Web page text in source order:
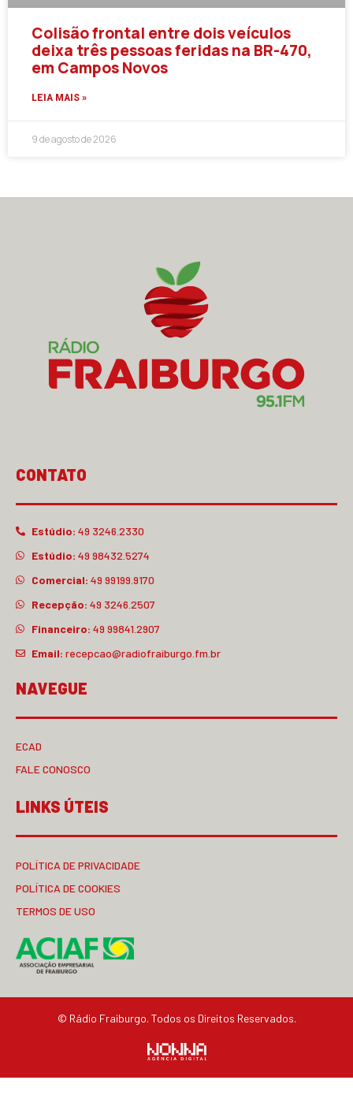
Colisão frontal entre dois veículos
deixa três pessoas feridas na BR-470,
em Campos Novos
LEIA MAIS »
9 de agosto de 2026
CONTATO
Estúdio: 49 3246.2330
Estúdio: 49 98432.5274
Comercial: 49 99199.9170
Recepção: 49 3246.2507
Financeiro: 49 99841.2907
Email: recepcao@radiofraiburgo.fm.br
NAVEGUE
ECAD
FALE CONOSCO
LINKS ÚTEIS
POLÍTICA DE PRIVACIDADE
POLÍTICA DE COOKIES
TERMOS DE USO
© Rádio Fraiburgo. Todos os Direitos Reservados.